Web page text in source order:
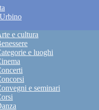
e cultura
e luoghi
e seminari